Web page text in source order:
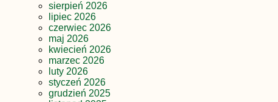
sierpień 2026
lipiec 2026
czerwiec 2026
maj 2026
kwiecień 2026
marzec 2026
luty 2026
styczeń 2026
grudzień 2025